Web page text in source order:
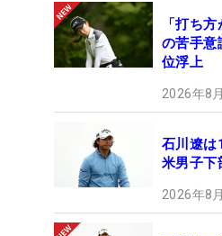
「打ち
の苦手
位浮上
2026年8
石川遼
米男子下
2026年8